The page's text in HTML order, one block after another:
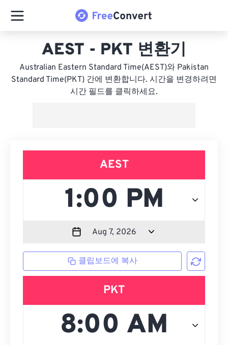
AEST - PKT 변환기
Australian Eastern Standard Time(AEST)와 Pakistan
Standard Time(PKT) 간에 변환합니다. 시간을 변경하려면
시간 필드를 클릭하세요.
AEST
클립보드에 복사
PKT